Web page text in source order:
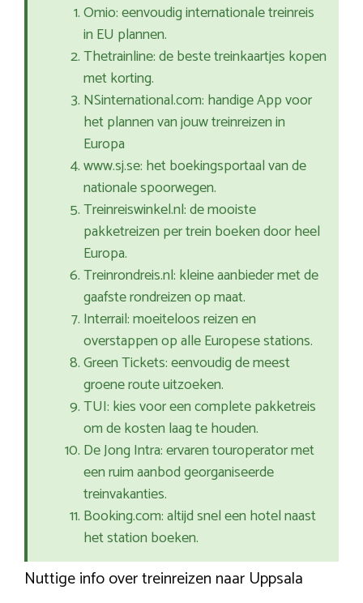
Omio: eenvoudig internationale treinreis
in EU plannen.
Thetrainline: de beste treinkaartjes kopen
met korting.
NSinternational.com: handige App voor
het plannen van jouw treinreizen in
Europa
www.sj.se: het boekingsportaal van de
nationale spoorwegen.
Treinreiswinkel.nl: de mooiste
pakketreizen per trein boeken door heel
Europa.
Treinrondreis.nl: kleine aanbieder met de
gaafste rondreizen op maat.
Interrail: moeiteloos reizen en
overstappen op alle Europese stations.
Green Tickets: eenvoudig de meest
groene route uitzoeken.
TUI: kies voor een complete pakketreis
om de kosten laag te houden.
De Jong Intra: ervaren touroperator met
een ruim aanbod georganiseerde
treinvakanties.
Booking.com: altijd snel een hotel naast
het station boeken.
Nuttige info over treinreizen naar Uppsala